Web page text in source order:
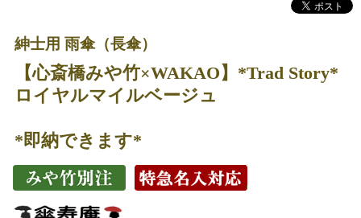
紳士用 雨傘（長傘）
【心斎橋みや竹×WAKAO】*Trad Story*
ロイヤルマイルベージュ
*即納できます*